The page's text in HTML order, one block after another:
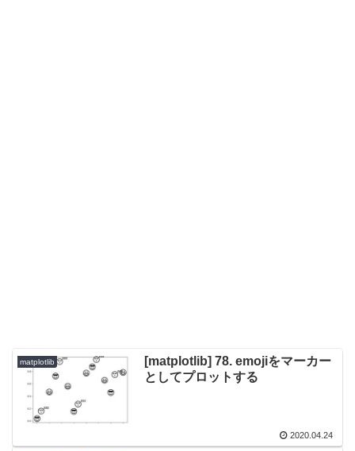
matplotlib
[matplotlib] 78. emojiをマーカー
としてプロットする
2020.04.24